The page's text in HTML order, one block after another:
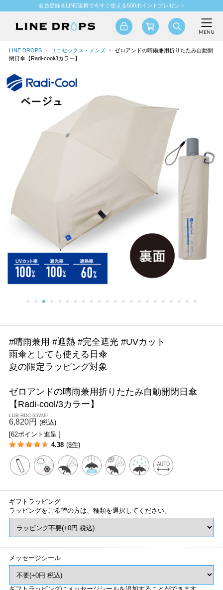
会員登録＆LINE連携で今すぐ使える500ポイントプレゼント
LINE DROPS ユニセックス・メンズ
ゼロアンドの晴雨兼用折りたたみ自動開
閉日傘【Radi-cool/3カラー】
#晴雨兼用 #遮熱 #完全遮光 #UVカット
雨傘としても使える日傘
夏の限定ラッピング対象
ゼロアンドの晴雨兼用折りたたみ自動開閉日傘
【Radi-cool/3カラー】
LDB-RDC-55WJP
6,820円 (税込)
[62ポイント進呈 ]
4.38 (8件)
ギフトラッピング
ラッピングをご希望の方は、種類を選択してください。
メッセージシール